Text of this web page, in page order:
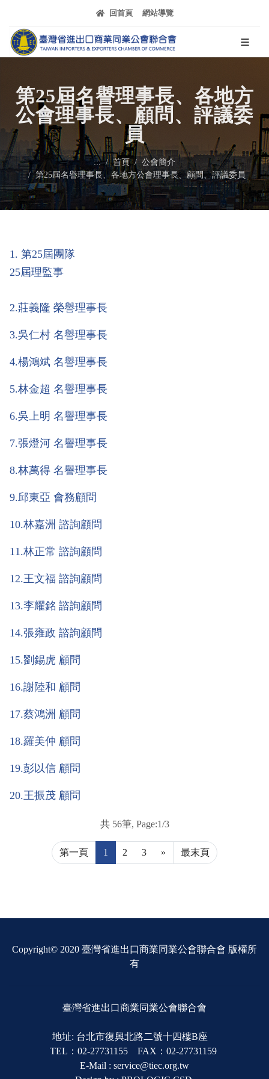
回首頁 網站導覽
第25屆名譽理事長、各地方
公會理事長、顧問、評議委
員
::: 首頁
公會簡介
第25屆名譽理事長、各地方公會理事長、顧問、評議委員
1. 第25屆團隊
25屆理監事
2.莊義隆 榮譽理事長
3.吳仁村 名譽理事長
4.楊鴻斌 名譽理事長
5.林金超 名譽理事長
6.吳上明 名譽理事長
7.張燈河 名譽理事長
8.林萬得 名譽理事長
9.邱東亞 會務顧問
10.林嘉洲 諮詢顧問
11.林正常 諮詢顧問
12.王文福 諮詢顧問
13.李耀銘 諮詢顧問
14.張雍政 諮詢顧問
15.劉錫虎 顧問
16.謝陸和 顧問
17.蔡鴻洲 顧問
18.羅美仲 顧問
19.彭以信 顧問
20.王振茂 顧問
共 56筆, Page:1/3
第一頁 1 2 3 » 最末頁
Copyright© 2020 臺灣省進出口商業同業公會聯合會 版權所
有
臺灣省進出口商業同業公會聯合會
地址: 台北市復興北路二號十四樓B座
TEL：02-27731155 FAX：02-27731159
E-Mail : service@tiec.org.tw